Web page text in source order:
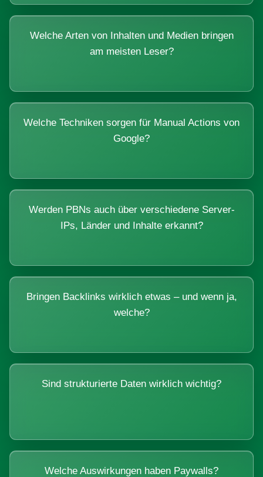
Welche Arten von Inhalten und Medien bringen
am meisten Leser?
Welche Techniken sorgen für Manual Actions von
Google?
Werden PBNs auch über verschiedene Server-
IPs, Länder und Inhalte erkannt?
Bringen Backlinks wirklich etwas – und wenn ja,
welche?
Sind strukturierte Daten wirklich wichtig?
Welche Auswirkungen haben Paywalls?